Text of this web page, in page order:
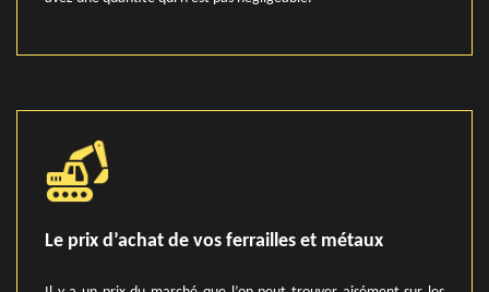
Le prix d’achat de vos ferrailles et métaux